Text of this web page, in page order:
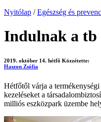
Nyitólap / Egészség és
Indulnak a tb
2019. október 14. hétfő Közzétette:
Haszon Zsófia
Hétfőtől várja a
kezeléseket a
milliós eszközpark üzembe